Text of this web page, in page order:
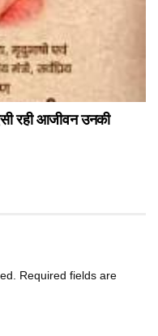
रही आजीवन उनकी
Required fields are